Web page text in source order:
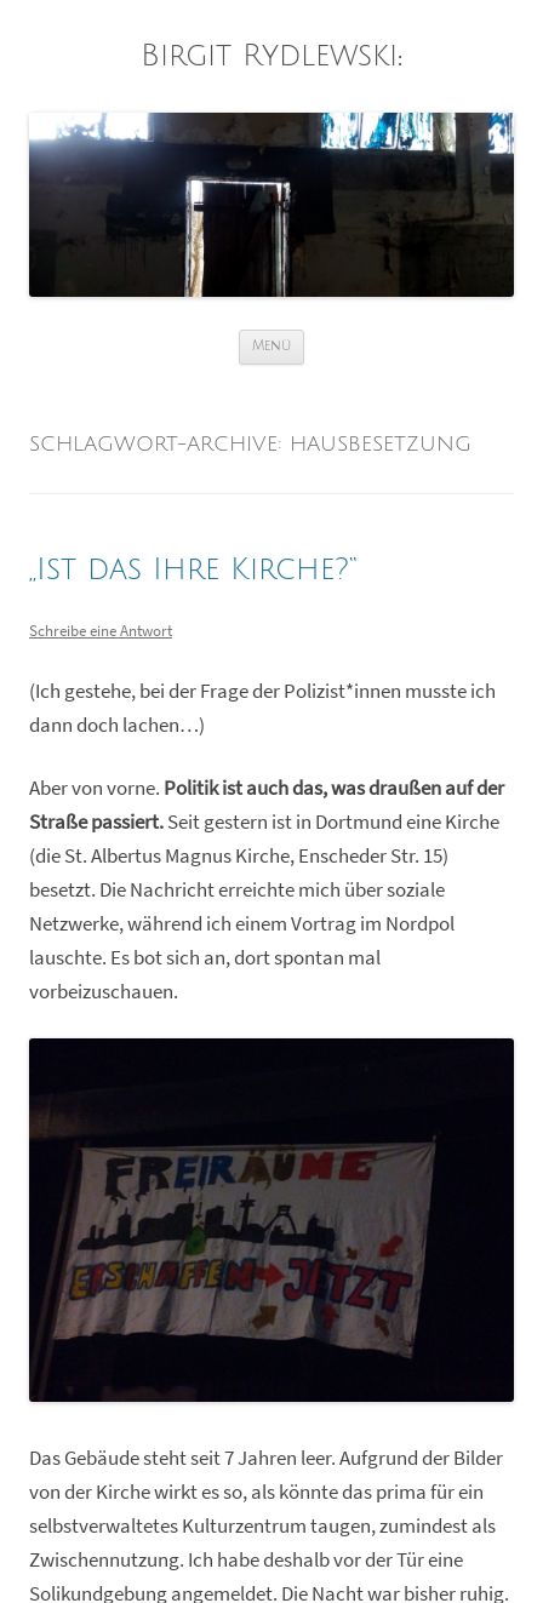
Birgit Rydlewski :
Menü
SCHLAGWORT-ARCHIVE: HAUSBESETZUNG
„Ist das Ihre Kirche?“
Schreibe eine Antwort
(Ich gestehe, bei der Frage der Polizist*innen musste ich
dann doch lachen…)
Aber von vorne. Politik ist auch das, was draußen auf der
Straße passiert.Seit gestern ist in Dortmund eine Kirche
(die St. Albertus Magnus Kirche, Enscheder Str. 15)
besetzt. Die Nachricht erreichte mich über soziale
Netzwerke, während ich einem Vortrag im Nordpol
lauschte. Es bot sich an, dort spontan mal
vorbeizuschauen.
Das Gebäude steht seit 7 Jahren leer. Aufgrund der Bilder
von der Kirche wirkt es so, als könnte das prima für ein
selbstverwaltetes Kulturzentrum taugen, zumindest als
Zwischennutzung. Ich habe deshalb vor der Tür eine
Solikundgebung angemeldet. Die Nacht war bisher ruhig.